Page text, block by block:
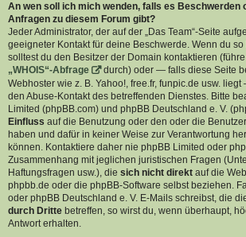
An wen soll ich mich wenden, falls es Beschwerden
Anfragen zu diesem Forum gibt?
Jeder Administrator, der auf der „Das Team“-Seite
geeigneter Kontakt für deine Beschwerde. Wenn du
solltest du den Besitzer der Domain kontaktieren
„WHOIS“-Abfrage
durch) oder — falls diese Seite
Webhoster wie z. B. Yahoo!, free.fr, funpic.de usw.
den Abuse-Kontakt des betreffenden Dienstes. Bitte
Limited (phpBB.com) und phpBB Deutschland e. V.
Einfluss auf die Benutzung oder den oder die
haben und dafür in keiner Weise zur Verantwortung
können. Kontaktiere daher nie phpBB Limited oder
Zusammenhang mit jeglichen juristischen Fragen
Haftungsfragen usw.), die sich nicht direkt auf die
phpbb.de oder die phpBB-Software selbst beziehen.
oder phpBB Deutschland e. V. E-Mails schreibst, die
durch Dritte betreffen, so wirst du, wenn überhaupt,
Antwort erhalten.